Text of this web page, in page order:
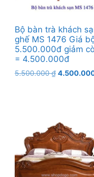
Bộ bàn trà khách
ghế MS 1476 Giá
5.500.000đ giảm
= 4.500.000đ
5.500.000₫ Giá